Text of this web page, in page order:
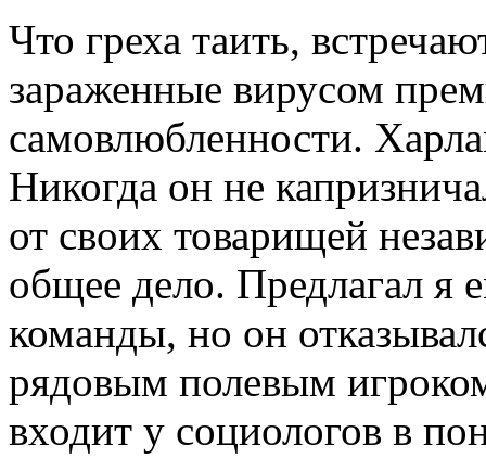
Что греха таить,
зараженные вирусом
самовлюбленности.
Никогда он не
от своих товарищей
общее дело. Предлагал я
команды, но он
рядовым полевым
входит у социологов в